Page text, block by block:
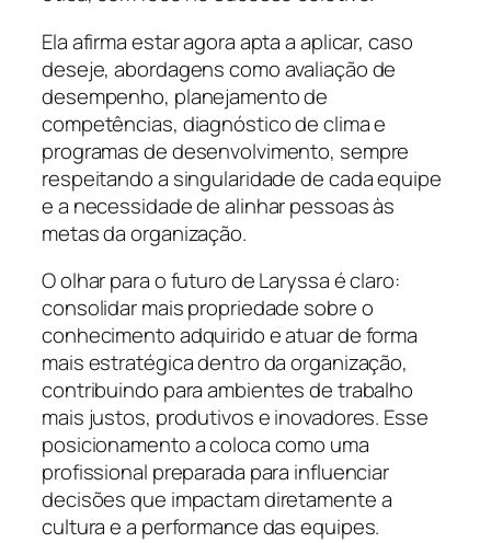
Ela afirma estar agora apta a aplicar, caso
deseje, abordagens como avaliação de
desempenho, planejamento de
competências, diagnóstico de clima e
programas de desenvolvimento, sempre
respeitando a singularidade de cada equipe
e a necessidade de alinhar pessoas às
metas da organização.
O olhar para o futuro de Laryssa é claro:
consolidar mais propriedade sobre o
conhecimento adquirido e atuar de forma
mais estratégica dentro da organização,
contribuindo para ambientes de trabalho
mais justos, produtivos e inovadores. Esse
posicionamento a coloca como uma
profissional preparada para influenciar
decisões que impactam diretamente a
cultura e a performance das equipes.